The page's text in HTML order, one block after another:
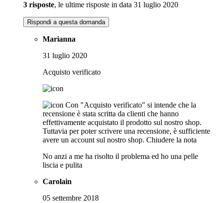
3 risposte, le ultime risposte in data 31 luglio 2020
Rispondi a questa domanda
Marianna
31 luglio 2020
Acquisto verificato
Con "Acquisto verificato" si intende che la
recensione è stata scritta da clienti che hanno
effettivamente acquistato il prodotto sul nostro shop.
Tuttavia per poter scrivere una recensione, è sufficiente
avere un account sul nostro shop. Chiudere la nota
No anzi a me ha risolto il problema ed ho una pelle
liscia e pulita
Carolain
05 settembre 2018